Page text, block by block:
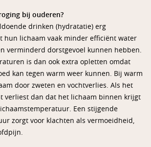
bij ouderen?
drinken (hydratatie) erg
hun lichaam vaak minder efficiënt water
verminderd dorstgevoel kunnen hebben.
is dan ook extra opletten omdat
kan tegen warm weer kunnen. Bij warm
door zweten en vochtverlies. Als het
verliest dan dat het lichaam binnen krijgt
Een stijgende
zorgt voor klachten als vermoeidheid,